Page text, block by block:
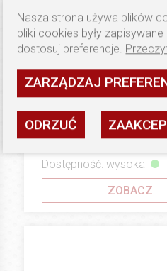
DODATKI DO MEDALI
Wklejka tematyczna
Dostępność: wysoka
ZOBACZ
Nasza strona używa plików
pliki cookies były
dostosuj preferencje.
ZARZĄDZAJ
ODRZUĆ